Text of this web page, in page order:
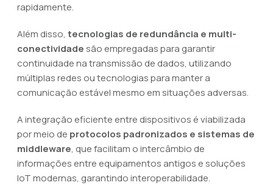
rapidamente.
Além disso, tecnologias de redundância e multi-
conectividade são empregadas para garantir
continuidade na transmissão de dados, utilizando
múltiplas redes ou tecnologias para manter a
comunicação estável mesmo em situações adversas.
A integração eficiente entre dispositivos é viabilizada
por meio de protocolos padronizados e sistemas de
middleware, que facilitam o intercâmbio de
informações entre equipamentos antigos e soluções
IoT modernas, garantindo interoperabilidade.